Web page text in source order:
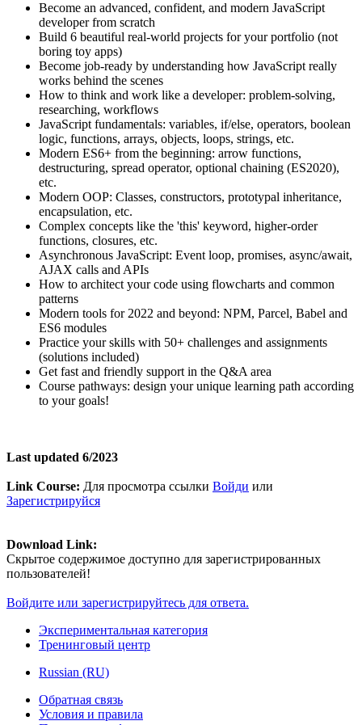
Become an advanced, confident, and modern JavaScript
developer from scratch
Build 6 beautiful real-world projects for your portfolio (not
boring toy apps)
Become job-ready by understanding how JavaScript really
works behind the scenes
How to think and work like a developer: problem-solving,
researching, workflows
JavaScript fundamentals: variables, if/else, operators, boolean
logic, functions, arrays, objects, loops, strings, etc.
Modern ES6+ from the beginning: arrow functions,
destructuring, spread operator, optional chaining (ES2020),
etc.
Modern OOP: Classes, constructors, prototypal inheritance,
encapsulation, etc.
Complex concepts like the 'this' keyword, higher-order
functions, closures, etc.
Asynchronous JavaScript: Event loop, promises, async/await,
AJAX calls and APIs
How to architect your code using flowcharts and common
patterns
Modern tools for 2022 and beyond: NPM, Parcel, Babel and
ES6 modules
Practice your skills with 50+ challenges and assignments
(solutions included)
Get fast and friendly support in the Q&A area
Course pathways: design your unique learning path according
to your goals!
Last updated 6/2023
Link Course: Для просмотра ссылки Войди или
Зарегистрируйся
Download Link:
Скрытое содержимое доступно для зарегистрированных
пользователей!
Войдите или зарегистрируйтесь для ответа.
Экспериментальная категория
Тренинговый центр
Russian (RU)
Обратная связь
Условия и правила